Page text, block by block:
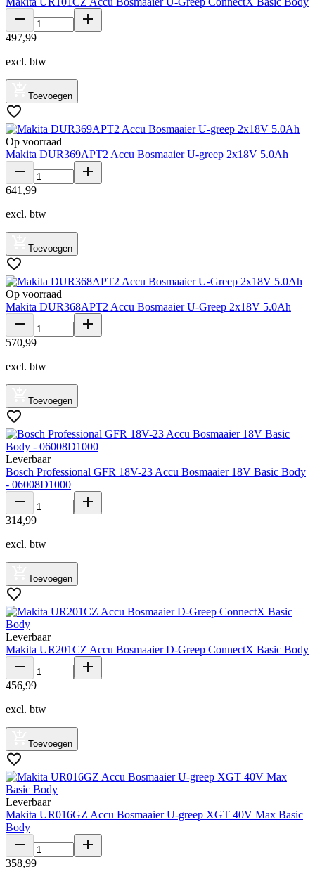
497,99
excl. btw
Toevoegen
Op voorraad
Makita DUR369APT2 Accu Bosmaaier U-greep 2x18V 5.0Ah
641 ,99
excl. btw
Toevoegen
Op voorraad
Makita DUR368APT2 Accu Bosmaaier U-Greep 2x18V 5.0Ah
570,99
excl. btw
Toevoegen
Leverbaar
Bosch Professional GFR 18V-23 Accu Bosmaaier 18V Basic Body
- 06008D1000
314,99
excl. btw
Toevoegen
Leverbaar
Makita UR201CZ Accu Bosmaaier D-Greep ConnectX Basic Body
456,99
excl. btw
Toevoegen
Leverbaar
Makita UR016GZ Accu Bosmaaier U-greep XGT 40V Max Basic
Body
358,99